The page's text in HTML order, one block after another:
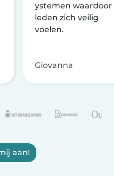
ystemen waardoor
leden zich veilig
voelen.
Giovanna
aan!